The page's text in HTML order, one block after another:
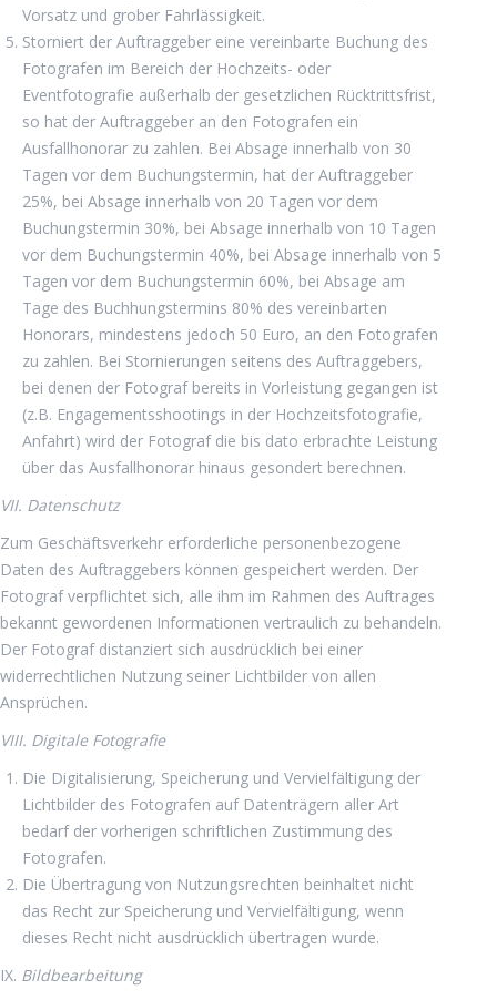
Vorsatz und grober Fahrlässigkeit.
Storniert der Auftraggeber eine vereinbarte Buchung des
Fotografen im Bereich der Hochzeits- oder
Eventfotografie außerhalb der gesetzlichen Rücktrittsfrist,
so hat der Auftraggeber an den Fotografen ein
Ausfallhonorar zu zahlen. Bei Absage innerhalb von 30
Tagen vor dem Buchungstermin, hat der Auftraggeber
25%, bei Absage innerhalb von 20 Tagen vor dem
Buchungstermin 30%, bei Absage innerhalb von 10 Tagen
vor dem Buchungstermin 40%, bei Absage innerhalb von 5
Tagen vor dem Buchungstermin 60%, bei Absage am
Tage des Buchhungstermins 80% des vereinbarten
Honorars, mindestens jedoch 50 Euro, an den Fotografen
zu zahlen. Bei Stornierungen seitens des Auftraggebers,
bei denen der Fotograf bereits in Vorleistung gegangen ist
(z.B. Engagementsshootings in der Hochzeitsfotografie,
Anfahrt) wird der Fotograf die bis dato erbrachte Leistung
über das Ausfallhonorar hinaus gesondert berechnen.
VII. Datenschutz
Zum Geschäftsverkehr erforderliche personenbezogene
Daten des Auftraggebers können gespeichert werden. Der
Fotograf verpflichtet sich, alle ihm im Rahmen des Auftrages
bekannt gewordenen Informationen vertraulich zu behandeln.
Der Fotograf distanziert sich ausdrücklich bei einer
widerrechtlichen Nutzung seiner Lichtbilder von allen
Ansprüchen.
VIII. Digitale Fotografie
Die Digitalisierung, Speicherung und Vervielfältigung der
Lichtbilder des Fotografen auf Datenträgern aller Art
bedarf der vorherigen schriftlichen Zustimmung des
Fotografen.
Die Übertragung von Nutzungsrechten beinhaltet nicht
das Recht zur Speicherung und Vervielfältigung, wenn
dieses Recht nicht ausdrücklich übertragen wurde.
IX. Bildbearbeitung